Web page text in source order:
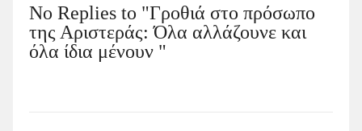
No Replies to "Γροθιά στο πρόσωπο
της Αριστεράς: Όλα αλλάζουνε και
όλα ίδια μένουν "